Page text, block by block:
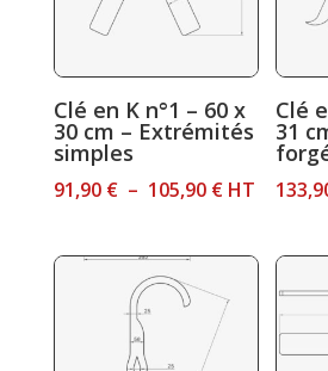
Clé en K n°1 – 60 x
30 cm – Extrémités
simples
91,90 € – 105,90 €Plage
prix :
à
105,90 €
HT
Clé
31